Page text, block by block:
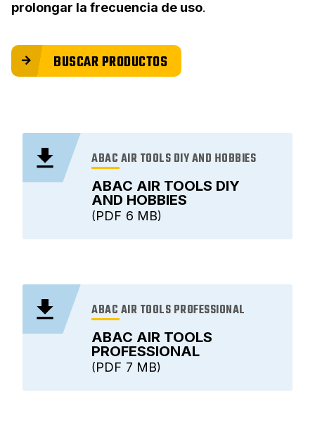
prolongar la frecuencia de uso.
BUSCAR PRODUCTOS
ABAC AIR TOOLS DIY
AND HOBBIES
ABAC AIR TOOLS DIY AND HOBBIES
6 MB
PDF
ABAC AIR TOOLS
PROFESSIONAL
ABAC AIR TOOLS PROFESSIONAL
7 MB
PDF